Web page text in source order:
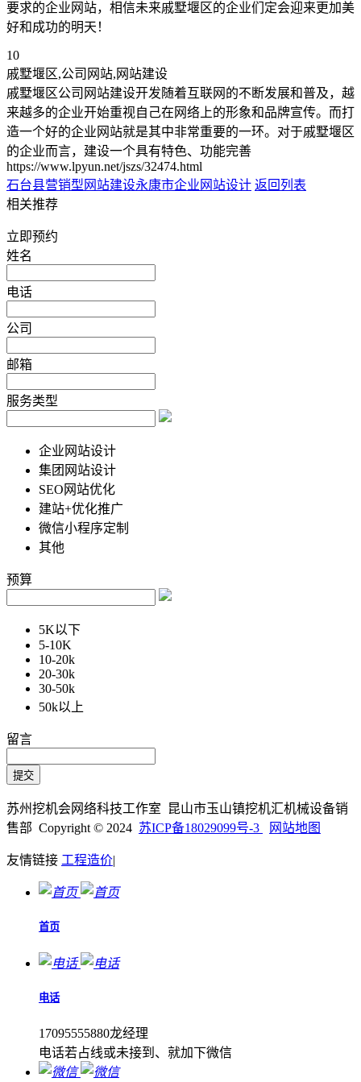
要求的企业网站，相信未来戚墅堰区的企业们定会迎来更加美
好和成功的明天！
10
戚墅堰区,公司网站,网站建设
戚墅堰区公司网站建设开发随着互联网的不断发展和普及，越
来越多的企业开始重视自己在网络上的形象和品牌宣传。而打
造一个好的企业网站就是其中非常重要的一环。对于戚墅堰区
的企业而言，建设一个具有特色、功能完善
https://www.lpyun.net/jszs/32474.html
石台县营销型网站建设永康市企业网站设计 返回列表
相关推荐
立即预约
姓名
电话
公司
邮箱
服务类型
企业网站设计
集团网站设计
SEO网站优化
建站+优化推广
微信小程序定制
其他
预算
5K以下
5-10K
10-20k
20-30k
30-50k
50k以上
留言
苏州挖机会网络科技工作室 昆山市玉山镇挖机汇机械设备销
售部 Copyright © 2024 苏ICP备18029099号-3 网站地图
友情链接 工程造价|
首页
电话
17095555880龙经理
电话若占线或未接到、就加下微信